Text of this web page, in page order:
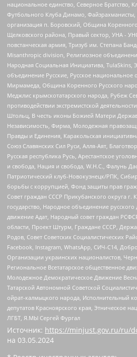
национальное единство, Северное Братство,
Футбольного Клуба Динамо, Файзрахманисты,
организация п. Боровский, Община
Щелковского района, Правый сектор, УНА -
повстанческая армия, Тризуб им. Степана
Misanthropic division, Религиозное
Народная Социальная Инициатива, TulaSkins,
объединение Русские, Русское национальное
Мирмамеда, Община Коренного Русского
Меджлис крымскотатарского народа, Рубеж
противодействии экстремистской
Штольц, В честь иконы Божией Матери
Независимость, Фирма, Молодежная
Правды и Единения, Каракольская
Союз Славянских Сил Руси, Алля-Аят,
Русская республика Русь, Арестантское
и свобода, Нация и свобода, W.H.С., Фалунь
Патриотический клуб-Новокузнецк/РПК,
борьбы с коррупцией, Фонд защиты прав
Совет граждан СССР Прикубанского округа г.
государство, Народное объединение
движение Адат, Народный совет граждан
области, Проект Штурм, Граждане СССР,
Родов, Совет Советских Социалистических
Facebook, Instagram, WhatsApp, СИЧ-С14,
Организации украинских националистов,
Региональное Всетатарское общественное
Молодежное Демократическое Движение
Татарской Автономной Советской
ойрат-калмыцкого народа, Исполнительный
депутатов Красноярского края, Этническое
ЛГБТ, Я.МЫ Сергей Фургал
Источник: https://minjust.gov.ru/ru/
на 03.05.2024